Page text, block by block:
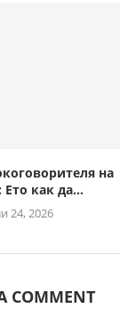
на
Ето как да...
24, 2026
COMMENT